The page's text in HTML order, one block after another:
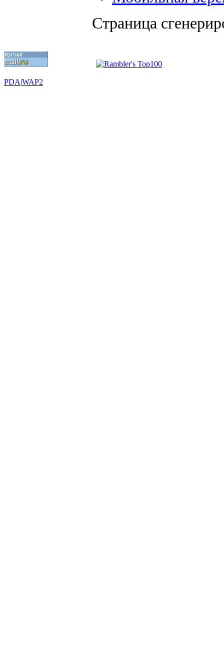
Страница
PDA|WAP2